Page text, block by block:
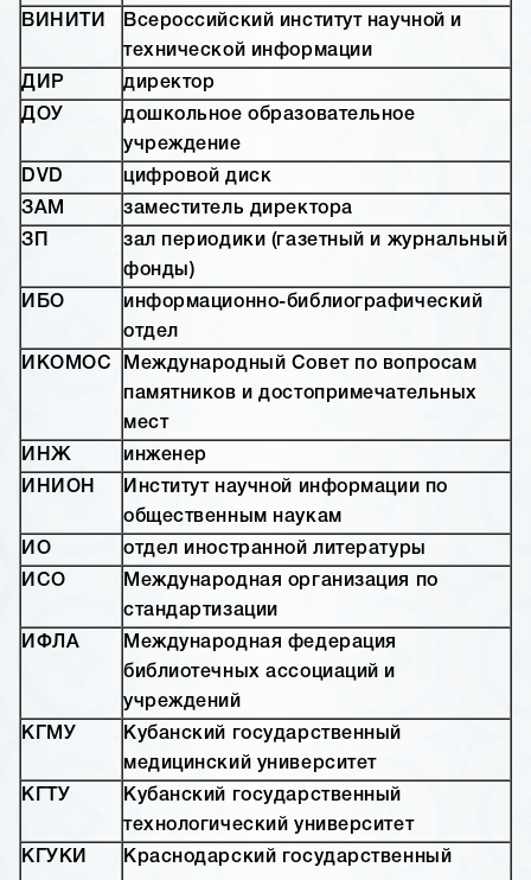
ВИНИТИ
Всероссийский институт научной и
технической информации
ДИР
директор
ДОУ
дошкольное образовательное
учреждение
DVD
цифровой диск
ЗАМ
заместитель директора
ЗП
зал периодики (газетный и журнальный
фонды)
ИБО
информационно-библиографический
отдел
ИКОМОС
Международный Совет по вопросам
памятников и достопримечательных
мест
ИНЖ
инженер
ИНИОН
Институт научной информации по
общественным наукам
ИО
отдел иностранной литературы
ИСО
Международная организация по
стандартизации
ИФЛА
Международная федерация
библиотечных ассоциаций и
учреждений
КГМУ
Кубанский государственный
медицинский университет
КГТУ
Кубанский государственный
технологический университет
КГУКИ
Краснодарский государственный